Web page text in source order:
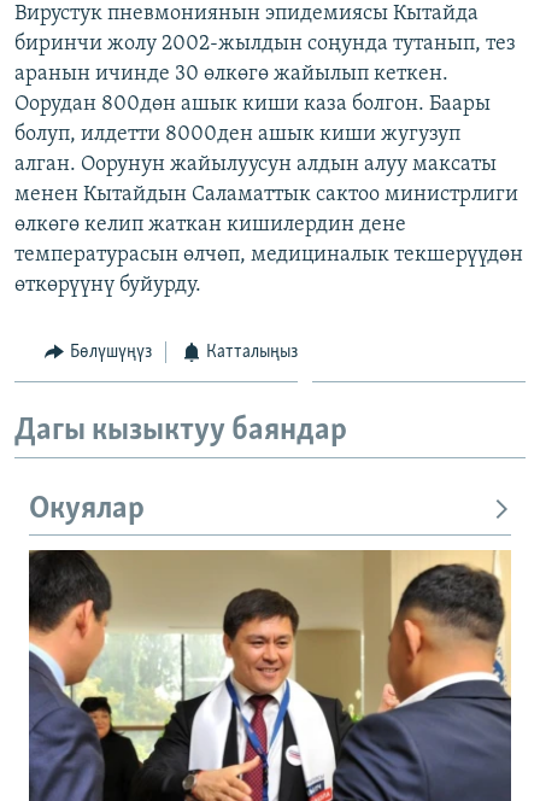
АЗАТТЫК+
ЫҢГАЙСЫЗ СУРООЛОР
ЭЕ/АРнун бардык сайттары
Вирустук пневмониянын эпидемиясы Кытайда
биринчи жолу 2002-жылдын соңунда тутанып, тез
аранын ичинде 30 өлкөгө жайылып кеткен.
Оорудан 800дөн ашык киши каза болгон. Баары
болуп, илдетти 8000ден ашык киши жугузуп
алган. Оорунун жайылуусун алдын алуу максаты
менен Кытайдын Саламаттык сактоо министрлиги
өлкөгө келип жаткан кишилердин дене
температурасын өлчөп, медициналык текшерүүдөн
өткөрүүнү буйурду.
Бөлүшүңүз Катталыңыз
Дагы кызыктуу баяндар
Окуялар